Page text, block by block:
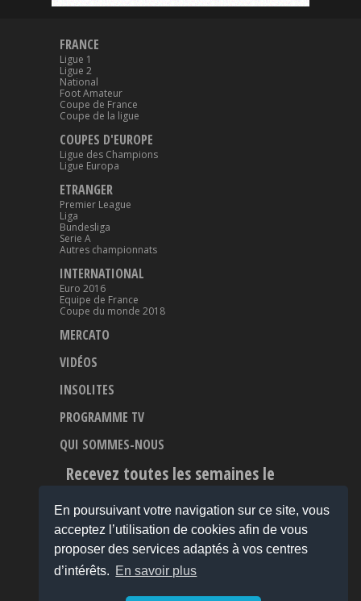
En poursuivant votre navigation sur ce site, vous
acceptez l’utilisation de cookies afin de vous
proposer des services adaptés à vos centres
d’intérêts. En savoir plus
FRANCE
Ligue 1
Ligue 2
National
Foot Amateur
Coupe de France
Coupe de la ligue
COUPES D'EUROPE
Ligue des Champions
Ligue Europa
ETRANGER
Premier League
Liga
Bundesliga
Serie A
Autres championnats
INTERNATIONAL
Euro 2016
Equipe de France
Coupe du monde 2018
MERCATO
VIDÉOS
INSOLITES
PROGRAMME TV
QUI SOMMES-NOUS
Recevez toutes les semaines le